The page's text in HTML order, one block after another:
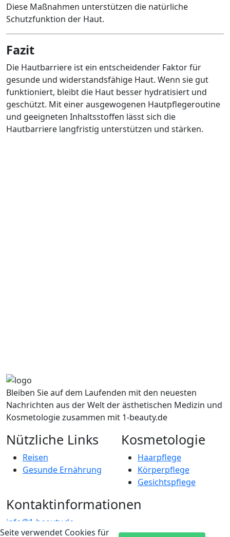
Diese Maßnahmen unterstützen die natürliche
Schutzfunktion der Haut.
Fazit
Die Hautbarriere ist ein entscheidender Faktor für
gesunde und widerstandsfähige Haut. Wenn sie gut
funktioniert, bleibt die Haut besser hydratisiert und
geschützt. Mit einer ausgewogenen Hautpflegeroutine
und geeigneten Inhaltsstoffen lässt sich die
Hautbarriere langfristig unterstützen und stärken.
Bleiben Sie auf dem Laufenden mit den neuesten
Nachrichten aus der Welt der ästhetischen Medizin und
Kosmetologie zusammen mit 1-beauty.de
Nützliche Links
Reisen
Gesunde Ernährung
Kosmetologie
Haarpflege
Körperpflege
Gesichtspflege
Kontaktinformationen
info@1-beauty.de
Voltairestraße 3a, 10179 Berlin
verwendet Cookies für